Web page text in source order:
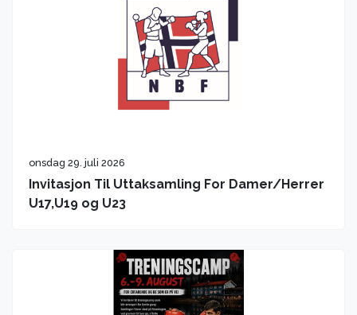
onsdag 29. juli 2026
Invitasjon Til Uttaksamling For Damer/Herrer
U17,U19 og U23